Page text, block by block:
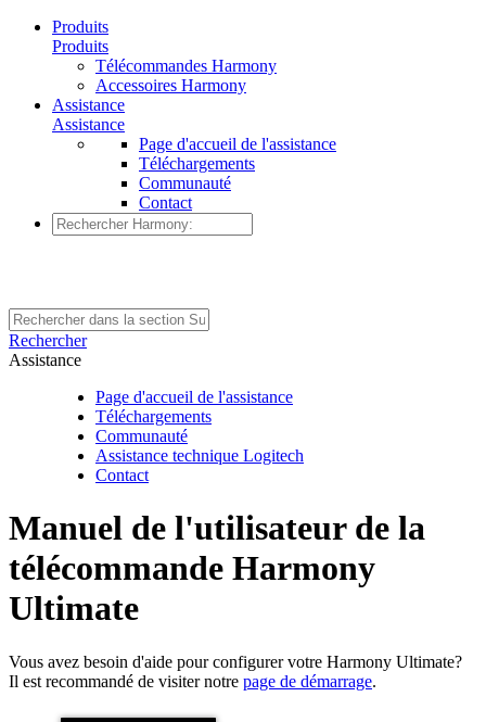
Produits
Produits
Télécommandes Harmony
Accessoires Harmony
Assistance
Assistance
Page d'accueil de l'assistance
Téléchargements
Communauté
Contact
Rechercher
Assistance
Page d'accueil de l'assistance
Téléchargements
Communauté
Assistance technique Logitech
Contact
Manuel de l'utilisateur de la
télécommande Harmony
Ultimate
Vous avez besoin d'aide pour configurer votre Harmony Ultimate?
Il est recommandé de visiter notre page de démarrage.